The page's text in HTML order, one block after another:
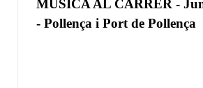
MÚSICA AL CARRER -
- Pollença i Port de Pollença